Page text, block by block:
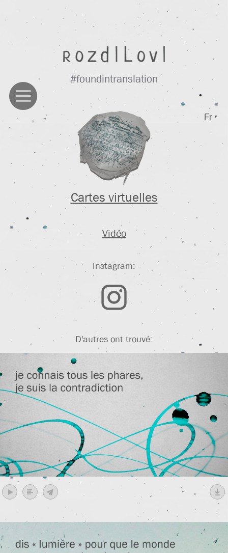
#foundintranslation
Fr ▼
Cartes virtuelles
Vidéo
Instagram:
D'autres ont trouvé: